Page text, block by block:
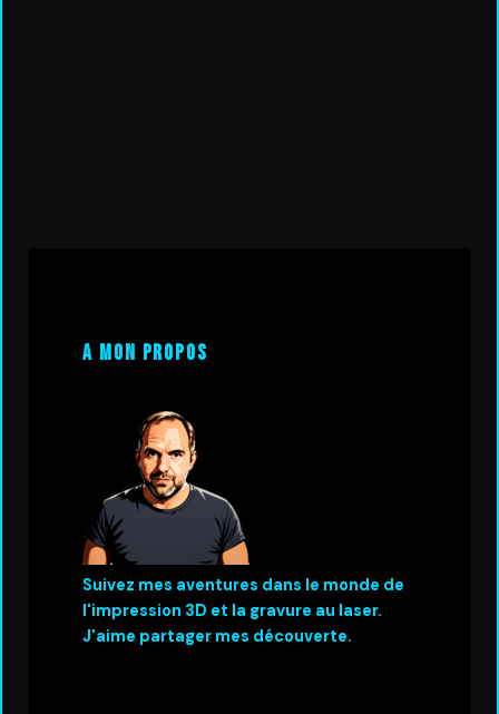
A mon propos
Suivez mes aventures dans le monde de
l'impression 3D et la gravure au laser.
J'aime partager mes découverte.